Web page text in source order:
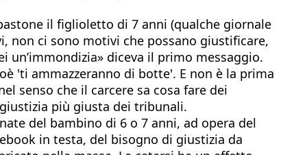
il figlioletto di 7 anni (qualche giornale
non ci sono motivi che possano giustificare,
un’immondizia» diceva il primo messaggio.
'ti ammazzeranno di botte'. E non è la prima
senso che il carcere sa cosa fare dei
più giusta dei tribunali.
del bambino di 6 o 7 anni, ad opera del
in testa, del bisogno di giustizia da